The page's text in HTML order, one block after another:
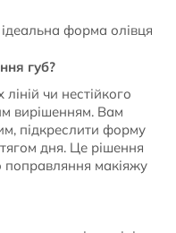
форма олівця
губ?
чи нестійкого
вирішенням. Вам
підкреслити форму
дня. Це рішення
поправляння макіяжу